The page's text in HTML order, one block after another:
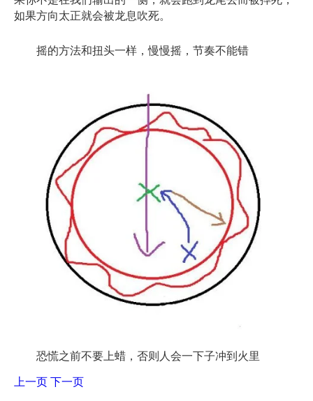
如果方向太正就会被龙息吹死。
摇的方法和扭头一样，慢慢摇，节奏不能错
恐慌之前不要上蜡，否则人会一下子冲到火里
上一页 下一页